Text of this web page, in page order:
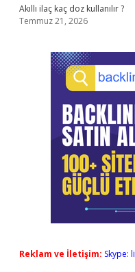
Akıllı ilaç kaç doz kullanılır ?
Temmuz 21, 2026
Reklam ve İletişim: Skype: